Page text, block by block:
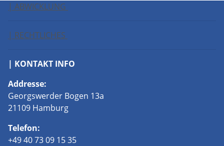
| ABWICKLUNG
| RECHTLICHES
| KONTAKT INFO
Addresse:
Georgswerder Bogen 13a
21109 Hamburg
Telefon:
+49 40 73 09 15 35